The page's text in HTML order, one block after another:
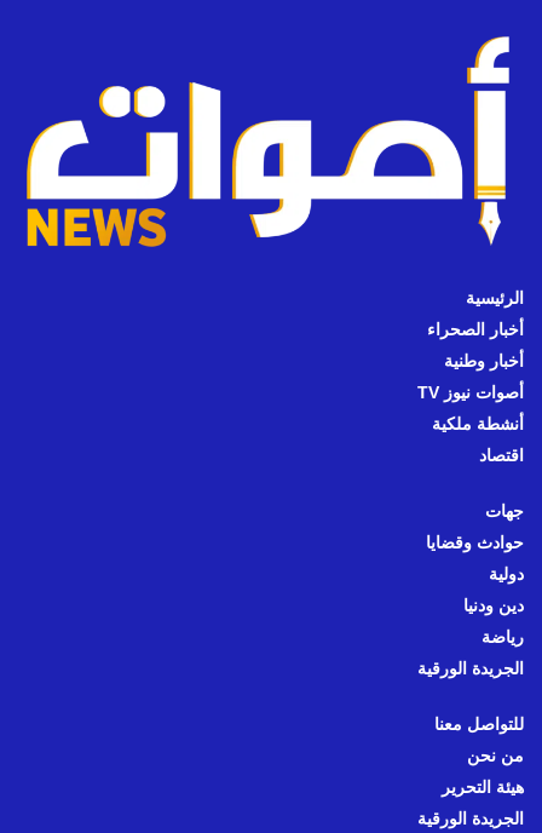
الرئيسية
أخبار الصحراء
أخبار وطنية
أصوات نيوز TV
أنشطة ملكية
اقتصاد
جهات
حوادث وقضايا
دولية
دين ودنيا
رياضة
الجريدة الورقية
للتواصل معنا
من نحن
هيئة التحرير
الجريدة الورقية